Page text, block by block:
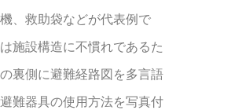
、救助袋などが代表例で
施設構造に不慣れであるた
裏側に避難経路図を多言語
難器具の使用方法を写真付